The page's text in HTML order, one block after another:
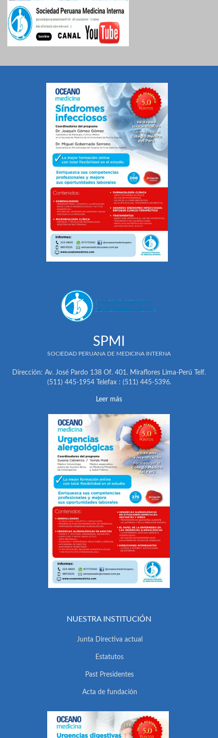
SPMI
SOCIEDAD PERUANA DE MEDICINA INTERNA
Dirección: Av. José Pardo 138 Of. 401. Miraflores Lima-Perú Telf.
(511) 445-1954 Telefax : (511) 445-5396.
Leer más
NUESTRA INSTITUCIÓN
Junta Directiva actual
Estatutos
Past Presidentes
Acta de fundación